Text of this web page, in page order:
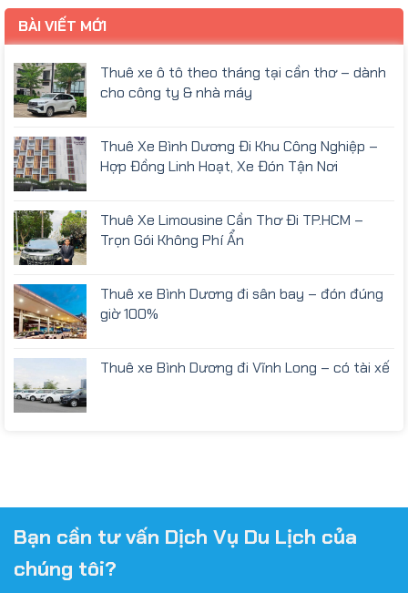
BÀI VIẾT MỚI
Thuê xe ô tô theo tháng tại cần thơ – dành
cho công ty & nhà máy
Thuê Xe Bình Dương Đi Khu Công Nghiệp –
Hợp Đồng Linh Hoạt, Xe Đón Tận Nơi
Thuê Xe Limousine Cần Thơ Đi TP.HCM –
Trọn Gói Không Phí Ẩn
Thuê xe Bình Dương đi sân bay – đón đúng
giờ 100%
Thuê xe Bình Dương đi Vĩnh Long – có tài xế
Bạn cần tư vấn Dịch Vụ Du Lịch của
chúng tôi?